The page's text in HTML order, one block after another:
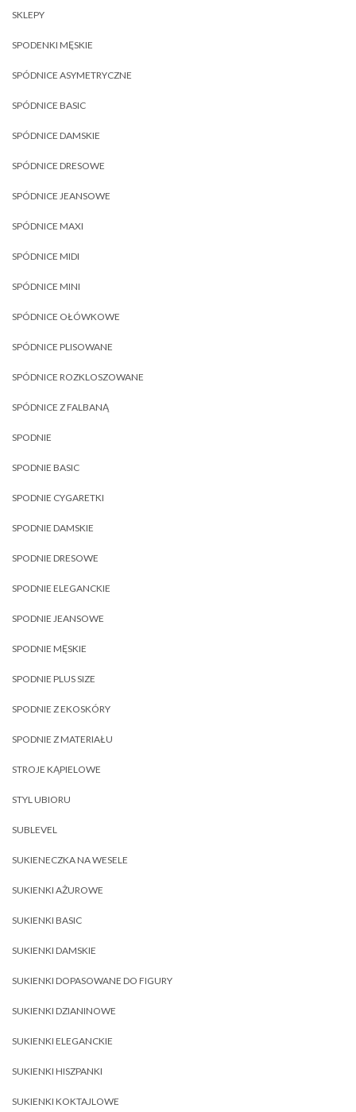
SKLEPY
SPODENKI MĘSKIE
SPÓDNICE ASYMETRYCZNE
SPÓDNICE BASIC
SPÓDNICE DAMSKIE
SPÓDNICE DRESOWE
SPÓDNICE JEANSOWE
SPÓDNICE MAXI
SPÓDNICE MIDI
SPÓDNICE MINI
SPÓDNICE OŁÓWKOWE
SPÓDNICE PLISOWANE
SPÓDNICE ROZKLOSZOWANE
SPÓDNICE Z FALBANĄ
SPODNIE
SPODNIE BASIC
SPODNIE CYGARETKI
SPODNIE DAMSKIE
SPODNIE DRESOWE
SPODNIE ELEGANCKIE
SPODNIE JEANSOWE
SPODNIE MĘSKIE
SPODNIE PLUS SIZE
SPODNIE Z EKOSKÓRY
SPODNIE Z MATERIAŁU
STROJE KĄPIELOWE
STYL UBIORU
SUBLEVEL
SUKIENECZKA NA WESELE
SUKIENKI AŻUROWE
SUKIENKI BASIC
SUKIENKI DAMSKIE
SUKIENKI DOPASOWANE DO FIGURY
SUKIENKI DZIANINOWE
SUKIENKI ELEGANCKIE
SUKIENKI HISZPANKI
SUKIENKI KOKTAJLOWE